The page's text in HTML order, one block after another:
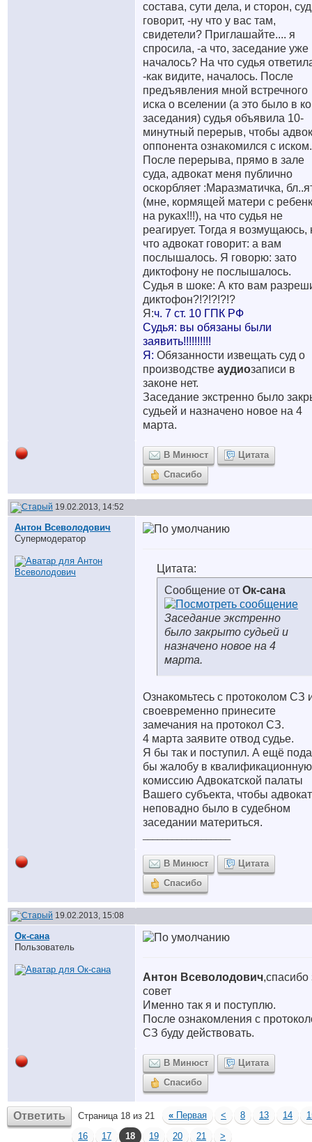
состава, сути дела, и сторон,
говорит, -ну что у вас там,
свидетели? Приглашайте.... я
спросила, -а что, заседание уже
началось? На что судья
-как видите, началось. После
предъявления мной встречного
иска о вселении (а это было в
заседания) судья объявила 10-
минутный перерыв, чтобы
оппонента ознакомился с иском.
После перерыва, прямо в зале
суда, адвокат меня публично
оскорбляет :Маразматичка,
(мне, кормящей матери с
на руках!!!), на что судья не
реагирует. Тогда я возмущаюсь,
что адвокат говорит: а вам
послышалось. Я говорю: зато
диктофону не послышалось.
Судья в шоке: А кто вам
диктофон?!?!?!?!?
Я:ч. 7 ст. 10 ГПК РФ
Судья: вы обязаны были
заявить!!!!!!!!!!
Я: Обязанности извещать суд о
производстве аудиозаписи в
законе нет.
Заседание экстренно было
судьей и назначено новое на 4
марта.
В Минюст
Цитата
Спасибо
19.02.2013, 14:52
Антон Всеволодович
Супермодератор
Цитата:
Сообщение от Ок-сана
Заседание экстренно
было закрыто судьей и
назначено новое на 4
марта.
Ознакомьтесь с протоколом СЗ
своевременно принесите
замечания на протокол СЗ.
4 марта заявите отвод судье.
Я бы так и поступил. А ещё
бы жалобу в квалификационную
комиссию Адвокатской палаты
Вашего субъекта, чтобы
неповадно было в судебном
заседании материться.
В Минюст
Цитата
Спасибо
19.02.2013, 15:08
Ок-сана
Пользователь
Антон Всеволодович,спасибо
совет
Именно так я и поступлю.
После ознакомления с
СЗ буду действовать.
В Минюст
Цитата
Спасибо
Ответить Страница 18 из 21 « Первая < 8 13 14
16
17 18 19 20 21 >